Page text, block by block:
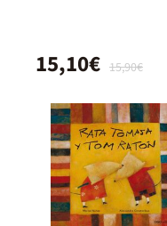
15,90€
15,10€